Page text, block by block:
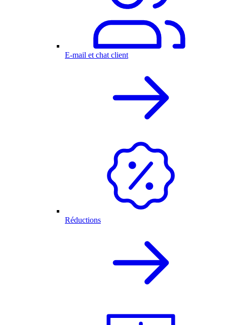
E-mail et chat client
Réductions